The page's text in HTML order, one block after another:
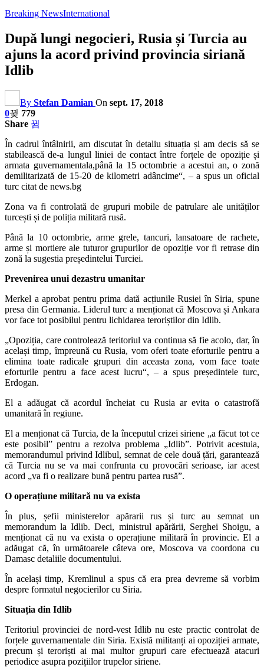
Breaking NewsInternational
După lungi negocieri, Rusia și Turcia au
ajuns la acord privind provincia siriană
Idlib
By Stefan Damian On sept. 17, 2018
0
779
Share
În cadrul întâlnirii, am discutat în detaliu situația și am decis să se
stabilească de-a lungul liniei de contact între forțele de opoziție și
armata guvernamentala,până la 15 octombrie a acestui an, o zonă
demilitarizată de 15-20 de kilometri adâncime“, – a spus un oficial
turc citat de news.bg
Zona va fi controlată de grupuri mobile de patrulare ale unităților
turcești și de poliția militară rusă.
Până la 10 octombrie, arme grele, tancuri, lansatoare de rachete,
arme și mortiere ale tuturor grupurilor de opoziție vor fi retrase din
zonă la sugestia președintelui Turciei.
Prevenirea unui dezastru umanitar
Merkel a aprobat pentru prima dată acțiunile Rusiei în Siria, spune
presa din Germania. Liderul turc a menționat că Moscova și Ankara
vor face tot posibilul pentru lichidarea teroriștilor din Idlib.
„Opoziția, care controlează teritoriul va continua să fie acolo, dar, în
același timp, împreună cu Rusia, vom oferi toate eforturile pentru a
elimina toate radicale grupuri din aceasta zona, vom face toate
eforturile pentru a face acest lucru“, – a spus președintele turc,
Erdogan.
El a adăugat că acordul încheiat cu Rusia ar evita o catastrofă
umanitară în regiune.
El a menționat că Turcia, de la începutul crizei siriene „a făcut tot ce
este posibil” pentru a rezolva problema „Idlib”. Potrivit acestuia,
memorandumul privind Idlibul, semnat de cele două țări, garantează
că Turcia nu se va mai confrunta cu provocări serioase, iar acest
acord „va fi o realizare bună pentru partea rusă”.
O operațiune militară nu va exista
În plus, șefii ministerelor apărarii rus și turc au semnat un
memorandum la Idlib. Deci, ministrul apărării, Serghei Shoigu, a
menționat că nu va exista o operațiune militară în provincie. El a
adăugat că, în următoarele câteva ore, Moscova va coordona cu
Damasc detaliile documentului.
În același timp, Kremlinul a spus că era prea devreme să vorbim
despre formatul negocierilor cu Siria.
Situația din Idlib
Teritoriul provinciei de nord-vest Idlib nu este practic controlat de
forțele guvernamentale din Siria. Există militanți ai opoziției armate,
precum și teroriști ai mai multor grupuri care efectuează atacuri
periodice asupra pozițiilor trupelor siriene.